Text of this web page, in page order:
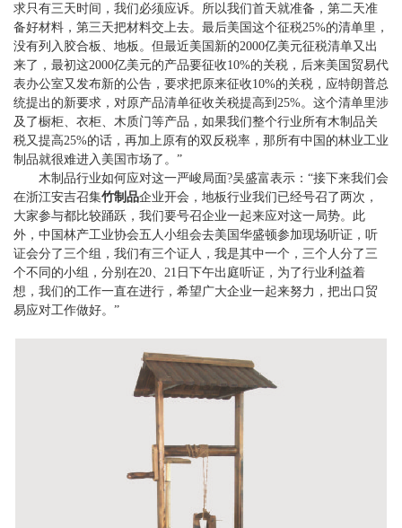
求只有三天时间，我们必须应诉。所以我们首天就准备，第二天准
备好材料，第三天把材料交上去。最后美国这个征税25%的清单里，
没有列入胶合板、地板。但最近美国新的2000亿美元征税清单又出
来了，最初这2000亿美元的产品要征收10%的关税，后来美国贸易代
表办公室又发布新的公告，要求把原来征收10%的关税，应特朗普总
统提出的新要求，对原产品清单征收关税提高到25%。这个清单里涉
及了橱柜、衣柜、木质门等产品，如果我们整个行业所有木制品关
税又提高25%的话，再加上原有的双反税率，那所有中国的林业工业
制品就很难进入美国市场了。”
木制品行业如何应对这一严峻局面?吴盛富表示：“接下来我们会
在浙江安吉召集竹制品企业开会，地板行业我们已经号召了两次，
大家参与都比较踊跃，我们要号召企业一起来应对这一局势。此
外，中国林产工业协会五人小组会去美国华盛顿参加现场听证，听
证会分了三个组，我们有三个证人，我是其中一个，三个人分了三
个不同的小组，分别在20、21日下午出庭听证，为了行业利益着
想，我们的工作一直在进行，希望广大企业一起来努力，把出口贸
易应对工作做好。”